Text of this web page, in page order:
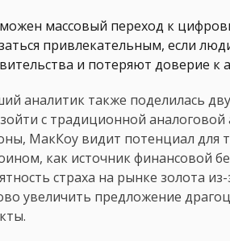
массовый переход к
привлекательным, если
и потеряют доверие к
аналитик также поделилась
с традиционной
МакКоу видит потенциал для
как источник финансовой
страха на рынке золота
увеличить предложение